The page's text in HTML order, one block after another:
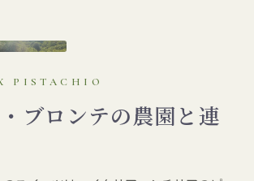
PISTACHIO
ブロンテの農園と連